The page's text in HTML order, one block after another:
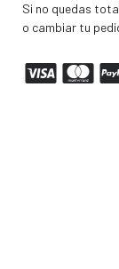
Si no quedas
o cambiar tu